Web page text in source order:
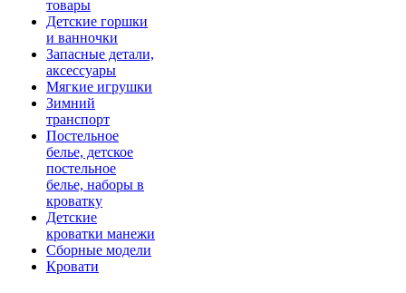
товары
Детские горшки
и ванночки
Запасные детали,
аксессуары
Мягкие игрушки
Зимний
транспорт
Постельное
белье, детское
постельное
белье, наборы в
кроватку
Детские
кроватки манежи
Сборные модели
Кровати